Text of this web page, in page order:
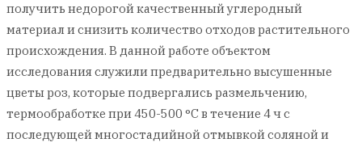
получить недорогой качественный углеродный
материал и снизить количество отходов растительного
происхождения. В данной работе объектом
исследования служили предварительно высушенные
цветы роз, которые подвергались размельчению,
термообработке при 450-500 °С в течение 4 ч с
последующей многостадийной отмывкой соляной и